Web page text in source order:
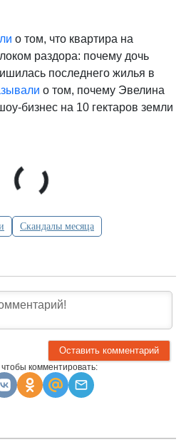
о том, что квартира на
раздора: почему дочь
последнего жилья в
о том, почему Эвелина
бизнес на 10 гектаров земли
Скандалы месяца
комментировать: